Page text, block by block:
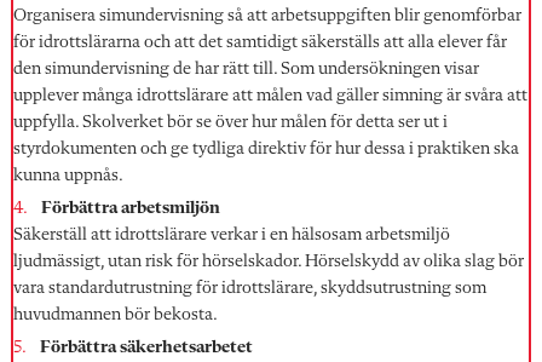
Organisera simundervisning så att arbetsuppgiften blir genomförbar
för idrottslärarna och att det samtidigt säkerställs att alla elever får
den simundervisning de har rätt till. Som undersökningen visar
upplever många idrottslärare att målen vad gäller simning är svåra att
uppfylla. Skolverket bör se över hur målen för detta ser ut i
styrdokumenten och ge tydliga direktiv för hur dessa i praktiken ska
kunna uppnås.
Förbättra arbetsmiljön
Säkerställ att idrottslärare verkar i en hälsosam arbetsmiljö
ljudmässigt, utan risk för hörselskador. Hörselskydd av olika slag bör
vara standardutrustning för idrottslärare, skyddsutrustning som
huvudmannen bör bekosta.
Förbättra säkerhetsarbetet